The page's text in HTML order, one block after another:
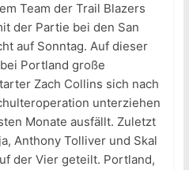
Team der Trail Blazers
der Partie bei den San
auf Sonntag. Auf dieser
Portland große
Zach Collins sich nach
unterziehen
Monate ausfällt. Zuletzt
Anthony Tolliver und Skal
der Vier geteilt. Portland,